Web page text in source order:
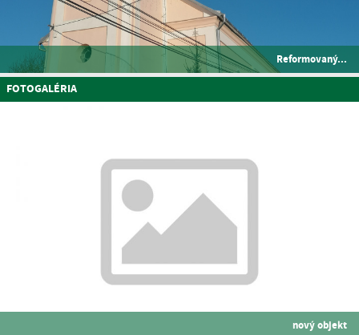
Reformovaný...
FOTOGALÉRIA
nový objekt